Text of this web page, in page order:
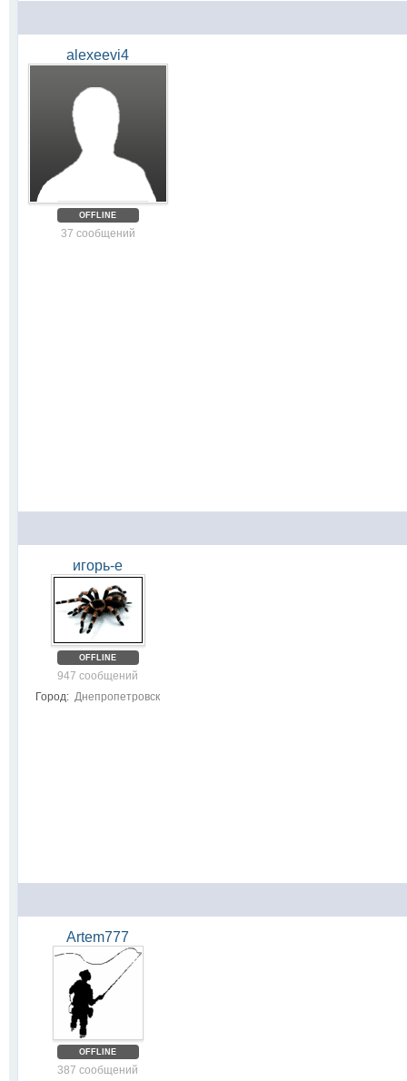
alexeevi4
OFFLINE
37 сообщений
игорь-е
OFFLINE
947 сообщений
Город: Днепропетровск
Artem777
OFFLINE
387 сообщений